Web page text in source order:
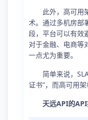
此外，高可用
术。通过多机房部
段，平台可以有效
对于金融、电商等
一点尤为重要。
简单来说，
证书”，而高可用
天远API的